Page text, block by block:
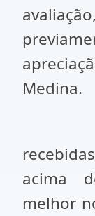
Medina.
acima
melhor